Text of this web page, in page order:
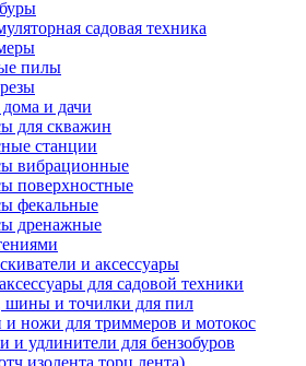
садовая техника
пилы
и дачи
для скважин
станции
вибрационные
поверхностные
фекальные
дренажные
и аксессуары
для садовой техники
и точилки для пил
и ножи для триммеров и мотокос
и удлинители для бензобуров
лента)